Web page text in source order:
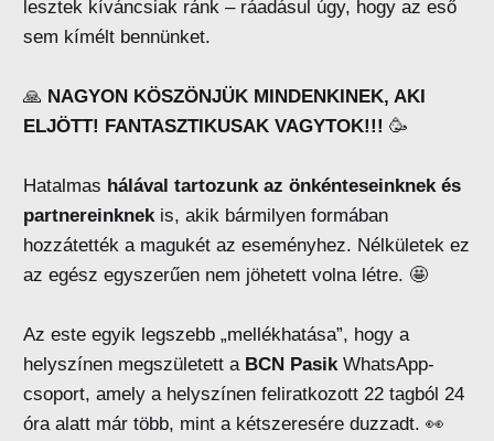
lesztek kíváncsiak ránk – ráadásul úgy, hogy az eső
sem kímélt bennünket.
🙏 NAGYON KÖSZÖNJÜK MINDENKINEK, AKI
ELJÖTT! FANTASZTIKUSAK VAGYTOK!!! 🥳
Hatalmas hálával tartozunk az önkénteseinknek és
partnereinknekis, akik bármilyen formában
hozzátették a magukét az eseményhez. Nélkületek ez
az egész egyszerűen nem jöhetett volna létre. 🤩
Az este egyik legszebb „mellékhatása”, hogy a
helyszínen megszületett a BCN Pasik WhatsApp-
csoport, amely a helyszínen feliratkozott 22 tagból 24
óra alatt már több, mint a kétszeresére duzzadt. 👀